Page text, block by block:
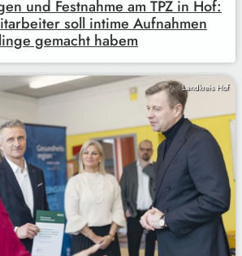
und Festnahme am TPZ in Hof:
soll intime Aufnahmen
gemacht habem
Landkreis Hof